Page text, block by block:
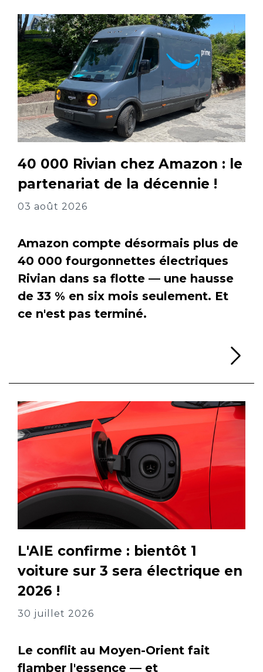
40 000 Rivian chez Amazon : le
partenariat de la décennie !
03 août 2026
Amazon compte désormais plus de
40 000 fourgonnettes électriques
Rivian dans sa flotte — une hausse
de 33 % en six mois seulement. Et
ce n'est pas terminé.
L'AIE confirme : bientôt 1
voiture sur 3 sera électrique en
2026 !
30 juillet 2026
Le conflit au Moyen-Orient fait
flamber l'essence — et